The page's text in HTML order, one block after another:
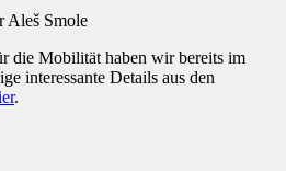
Aleš Smole
die Mobilität haben wir bereits im
interessante Details aus den
.